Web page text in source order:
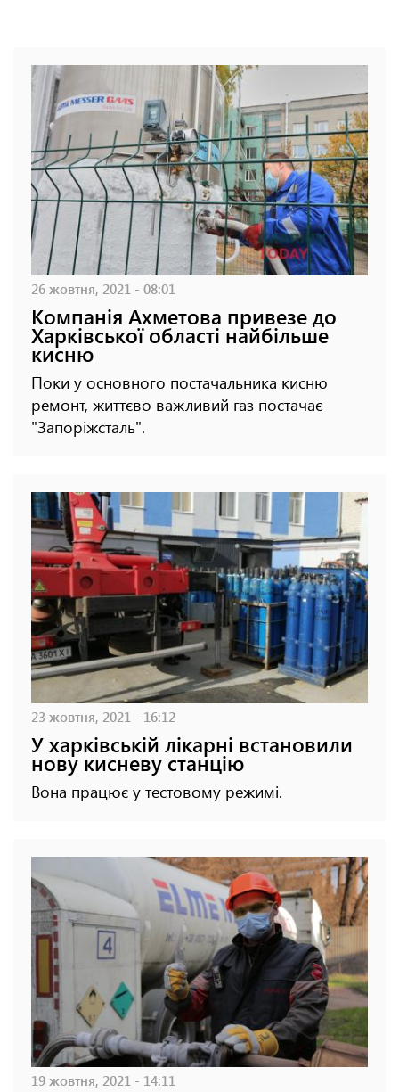
26 жовтня, 2021 - 08:01
Компанія Ахметова привезе до
Харківської області найбільше
кисню
Поки у основного постачальника кисню
ремонт, життєво важливий газ постачає
"Запоріжсталь".
23 жовтня, 2021 - 16:12
У харківській лікарні встановили
нову кисневу станцію
Вона працює у тестовому режимі.
19 жовтня, 2021 - 14:11